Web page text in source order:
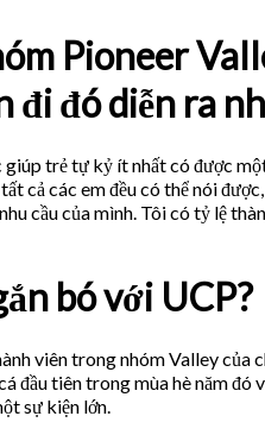
Pioneer
đó diễn ra
trẻ tự kỷ ít nhất có được
cả các em đều có thể nói
cầu của mình. Tôi có tỷ lệ
bó với UCP?
viên trong nhóm Valley của
tiên trong mùa hè năm đó
sự kiện lớn.